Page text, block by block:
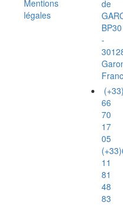
Mentions
légales
de
BP30
-
66
70
17
05
11
81
48
83